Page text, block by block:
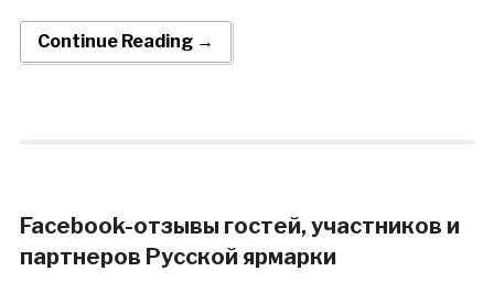
Continue Reading →
Facebook-отзывы гостей, участников и
партнеров Русской ярмарки